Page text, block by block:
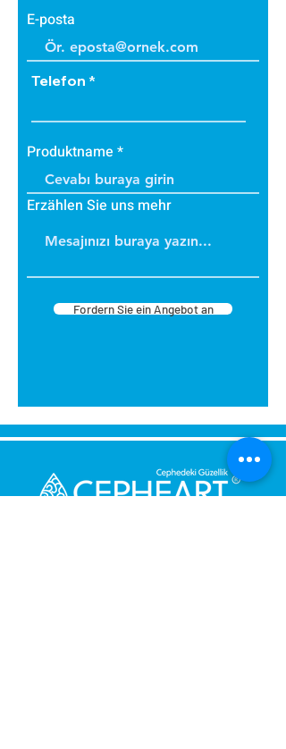
E-posta
Telefon
Produktname
Erzählen Sie uns mehr
Fordern Sie ein Angebot an